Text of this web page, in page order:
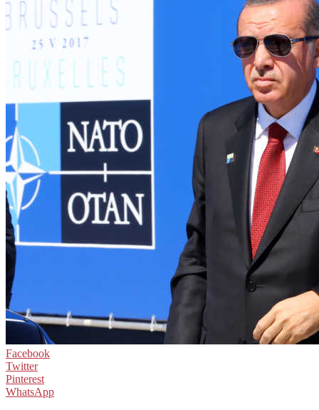
Facebook
Twitter
Pinterest
WhatsApp